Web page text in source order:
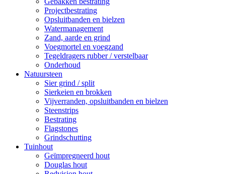
Projectbestrating
Opsluitbanden en bielzen
Watermanagement
Zand, aarde en grind
Voegmortel en voegzand
Tegeldragers rubber / verstelbaar
Onderhoud
Natuursteen
Sier grind / split
Sierkeien en brokken
Vijverranden, opsluitbanden en bielzen
Steenstrips
Bestrating
Flagstones
Grindschutting
Tuinhout
Geïmpregneerd hout
Douglas hout